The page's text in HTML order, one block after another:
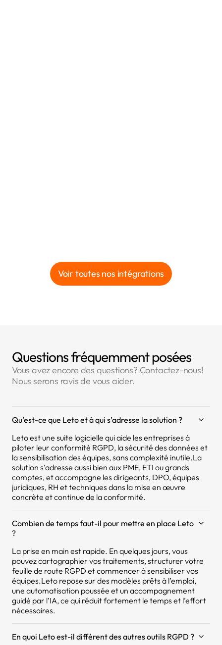
Voir toutes nos intégrations
Questions fréquemment posées
Vous avez encore des questions? Contactez-nous!
Nous serons ravis de vous aider.
Qu’est-ce que Leto et à qui s’adresse la solution ?
Leto est une suite logicielle qui aide les entreprises à
piloter leur conformité RGPD, la sécurité des données et
la sensibilisation des équipes, sans complexité inutile.La
solution s’adresse aussi bien aux PME, ETI ou grands
comptes, et accompagne les dirigeants, DPO, équipes
juridiques, RH et techniques dans la mise en œuvre
concrète et continue de la conformité.
Combien de temps faut-il pour mettre en place Leto
?
La prise en main est rapide. En quelques jours, vous
pouvez cartographier vos traitements, structurer votre
feuille de route RGPD et commencer à sensibiliser vos
équipes.Leto repose sur des modèles prêts à l’emploi,
une automatisation poussée et un accompagnement
guidé par l’IA, ce qui réduit fortement le temps et l’effort
nécessaires.
En quoi Leto est-il différent des autres outils RGPD ?